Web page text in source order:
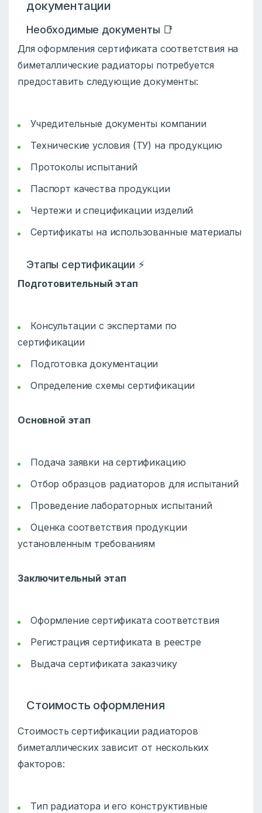
документации
Необходимые документы 📑
Для оформления сертификата соответствия на
биметаллические радиаторы потребуется
предоставить следующие документы:
Учредительные документы компании
Технические условия (ТУ) на продукцию
Протоколы испытаний
Паспорт качества продукции
Чертежи и спецификации изделий
Сертификаты на использованные материалы
Этапы сертификации ⚡
Подготовительный этап
Консультации с экспертами по
сертификации
Подготовка документации
Определение схемы сертификации
Основной этап
Подача заявки на сертификацию
Отбор образцов радиаторов для испытаний
Проведение лабораторных испытаний
Оценка соответствия продукции
установленным требованиям
Заключительный этап
Оформление сертификата соответствия
Регистрация сертификата в реестре
Выдача сертификата заказчику
Стоимость оформления
Стоимость сертификации радиаторов
биметаллических зависит от нескольких
факторов:
Тип радиатора и его конструктивные